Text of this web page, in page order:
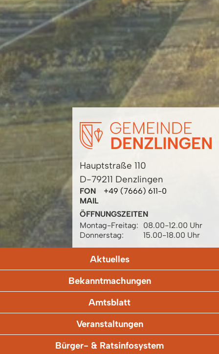
Hauptstraße 110
D-79211 Denzlingen
FON
+49 (7666) 611-0
MAIL
ÖFFNUNGSZEITEN
Montag-Freitag:
08.00-12.00 Uhr
Donnerstag:
15.00-18.00 Uhr
Aktuelles
Bekanntmachungen
Amtsblatt
Veranstaltungen
Bürger- & Ratsinfosystem